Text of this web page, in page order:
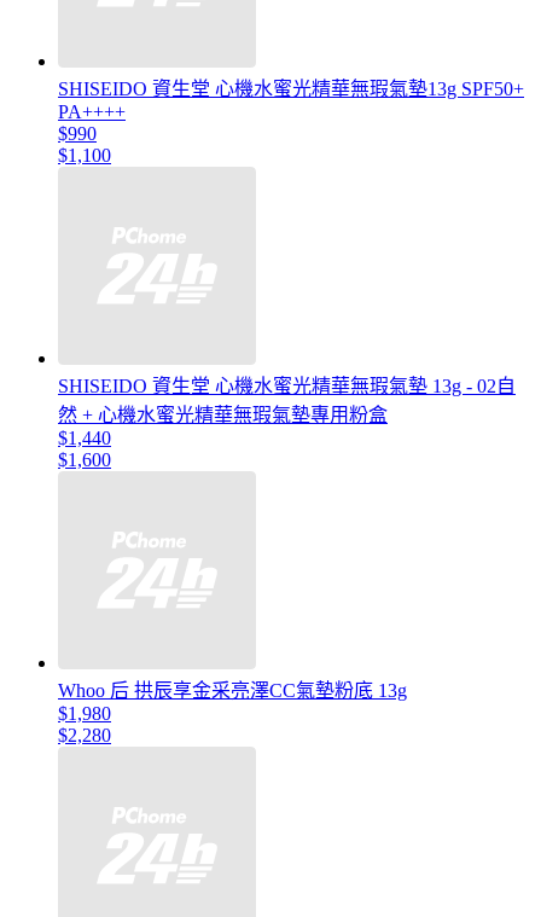
SHISEIDO 資生堂 心機水蜜光精華無瑕氣墊13g SPF50+
PA++++
$990
$1,100
SHISEIDO 資生堂 心機水蜜光精華無瑕氣墊 13g - 02自
然 + 心機水蜜光精華無瑕氣墊專用粉盒
$1,440
$1,600
Whoo 后 拱辰享金采亮澤CC氣墊粉底 13g
$1,980
$2,280